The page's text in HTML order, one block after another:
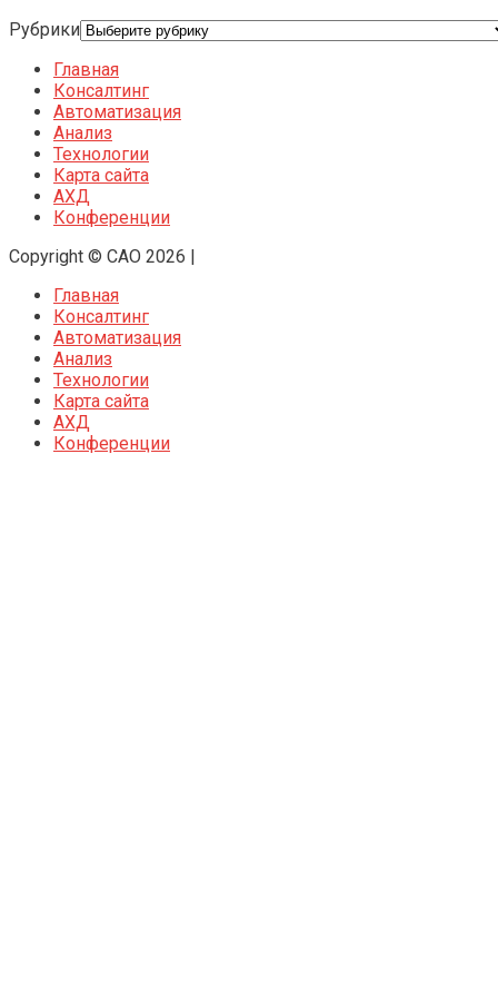
Рубрики
Главная
Консалтинг
Автоматизация
Анализ
Технологии
Карта сайта
АХД
Конференции
Copyright © CAO 2026 |
Главная
Консалтинг
Автоматизация
Анализ
Технологии
Карта сайта
АХД
Конференции